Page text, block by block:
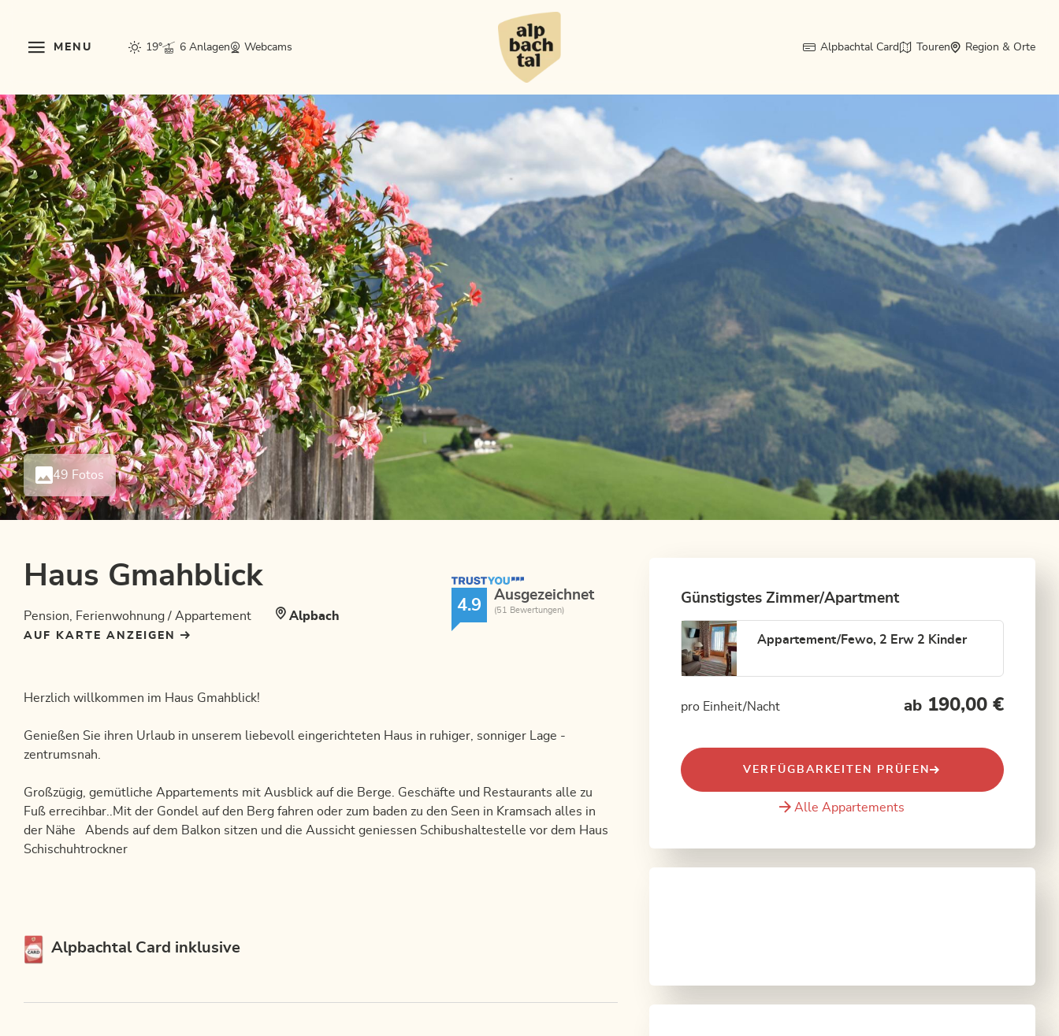
MENU 19° 6 Anlagen Webcams Alpbachtal Card Touren Region & Orte
49 Fotos
Haus Gmahblick
Pension, Ferienwohnung / Appartement Alpbach
AUF KARTE ANZEIGEN
TrustYou Rating
4.9
Ausgezeichnet
(51 Bewertungen)
Herzlich willkommen im Haus Gmahblick!
Genießen Sie ihren Urlaub in unserem liebevoll eingerichteten Haus in ruhiger, sonniger Lage -
zentrumsnah.
Großzügig, gemütliche Appartements mit Ausblick auf die Berge. Geschäfte und Restaurants alle zu
Fuß errecihbar..Mit der Gondel auf den Berg fahren oder zum baden zu den Seen in Kramsach alles in
der Nähe Abends auf dem Balkon sitzen und die Aussicht geniessen Schibushaltestelle vor dem Haus
Schischuhtrockner
Diese Unterkunft ist Mitglied von
Alpbachtal Card inklusive
Günstigstes Zimmer/Apartment
Appartement/Fewo, 2 Erw 2 Kinder
pro Einheit/Nacht ab 190,00 €
VERFÜGBARKEITEN PRÜFEN
Alle Appartements